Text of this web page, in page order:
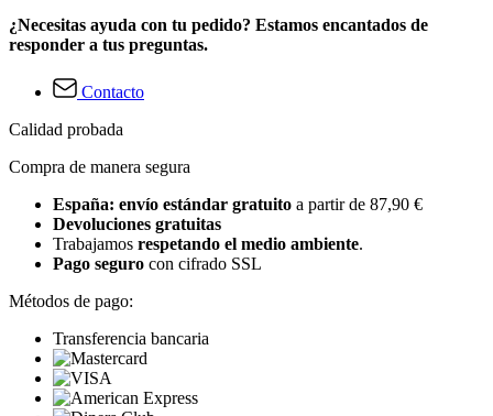
¿Necesitas ayuda con tu pedido? Estamos encantados de
responder a tus preguntas.
Contacto
Calidad probada
Compra de manera segura
España: envío estándar gratuito a partir de 87,90 €
Devoluciones gratuitas
Trabajamos respetando el medio ambiente.
Pago seguro con cifrado SSL
Métodos de pago:
Transferencia bancaria